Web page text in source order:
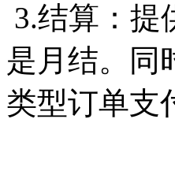
3.结算：提
是月结。同
类型订单